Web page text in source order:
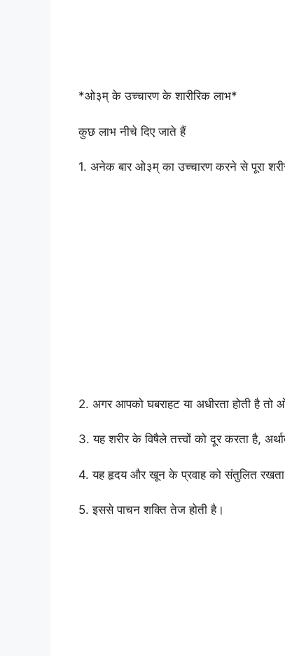
*ओ३म् के उच्चारण के शारीरिक लाभ*
कुछ लाभ नीचे दिए जाते हैं
1. अनेक बार ओ३म् का उच्चारण करने से पूरा शरीर
2. अगर आपको घबराहट या अधीरता होती है
3. यह शरीर के विषैले तत्त्वों को दूर करता है,
4. यह हृदय और खून के प्रवाह को संतुलित
5. इससे पाचन शक्ति तेज होती है।